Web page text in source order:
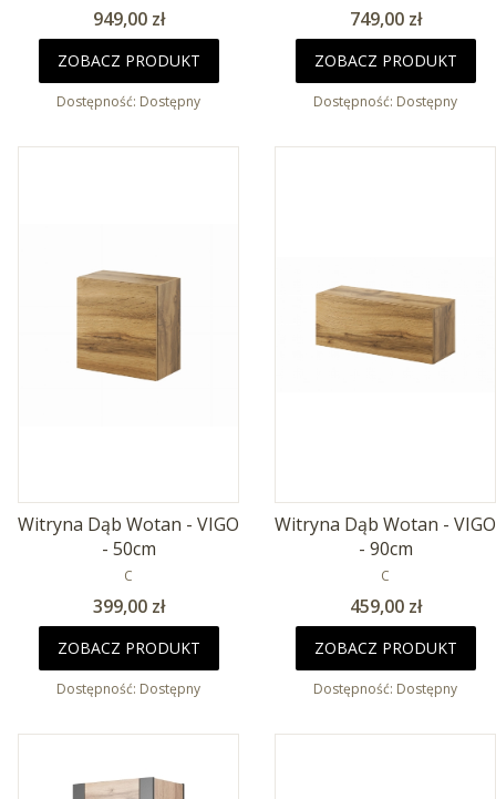
Cena
949,00 zł
ZOBACZ PRODUKT
Dostępność: Dostępny
Cena
749,00 zł
ZOBACZ PRODUKT
Dostępność: Dostępny
Witryna Dąb Wotan - VIGO
- 50cm
PRODUCENT
C
Cena
399,00 zł
ZOBACZ PRODUKT
Dostępność: Dostępny
Witryna Dąb Wotan - VIGO
- 90cm
PRODUCENT
C
Cena
459,00 zł
ZOBACZ PRODUKT
Dostępność: Dostępny